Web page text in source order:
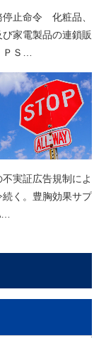
停止命令 化粧品、
家電製品の連鎖販
ＰＳ…
実証広告規制によ
続く。豊胸効果サプ